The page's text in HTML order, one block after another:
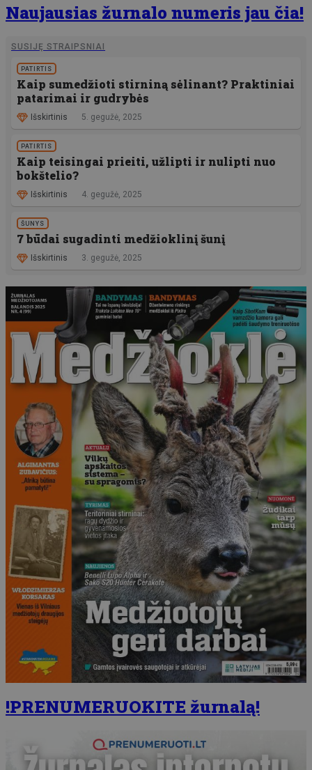
Naujausias žurnalo numeris jau čia!
SUSIJĘ STRAIPSNIAI
PATIRTIS
Kaip sumedžioti stirniną sėlinant? Praktiniai
patarimai ir gudrybės
Išskirtinis 5. gegužė, 2025
PATIRTIS
Kaip teisingai prieiti, užlipti ir nulipti nuo
bokštelio?
Išskirtinis 4. gegužė, 2025
ŠUNYS
7 būdai sugadinti medžioklinį šunį
Išskirtinis 3. gegužė, 2025
!PRENUMERUOKITE žurnalą!